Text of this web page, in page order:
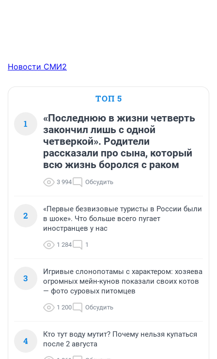
Новости СМИ2
ТОП 5
1
«Последнюю в жизни четверть
закончил лишь с одной
четверкой». Родители
рассказали про сына, который
всю жизнь боролся с раком
3 994 Обсудить
2
«Первые безвизовые туристы в России были
в шоке». Что больше всего пугает
иностранцев у нас
1 284 1
3
Игривые слонопотамы с характером: хозяева
огромных мейн-кунов показали своих котов
— фото суровых питомцев
1 200 Обсудить
4
Кто тут воду мутит? Почему нельзя купаться
после 2 августа